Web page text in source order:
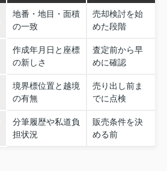
地番・地目・面積
の一致
売却検討を始
めた段階
作成年月日と座標
の新しさ
査定前から早
めに確認
境界標位置と越境
の有無
売り出し前ま
でに点検
分筆履歴や私道負
担状況
販売条件を決
める前